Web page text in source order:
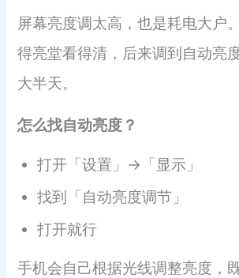
屏幕亮度调太高，也是耗电大户
得亮堂看得清，后来调到自动亮
大半天。
怎么找自动亮度？
打开「设置」→「显示」
找到「自动亮度调节」
打开就行
手机会自己根据光线调整亮度，